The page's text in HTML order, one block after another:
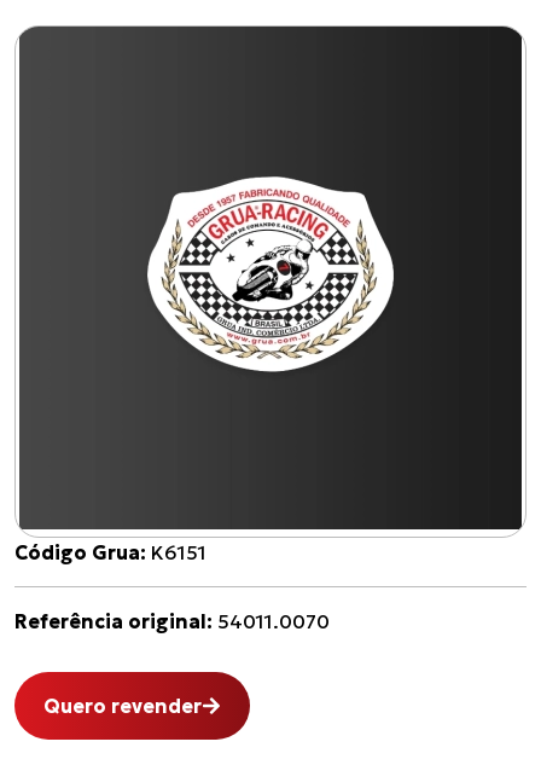
Código Grua: K6151
Referência original: 54011.0070
Quero revender